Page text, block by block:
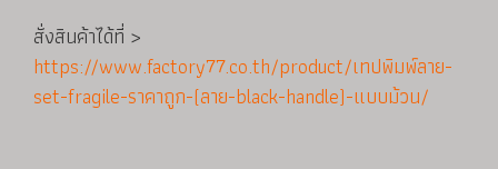
สั่งสินค้าได้ที่ >
https://www.factory77.co.th/product/เทปพิมพ์ลาย-
set-fragile-ราคาถูก-(ลาย-black-handle)-แบบม้วน/